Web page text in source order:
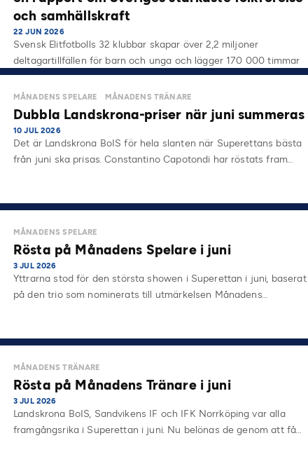
och samhällskraft
22 JUN 2026
Svensk Elitfotbolls 32 klubbar skapar över 2,2 miljoner
deltagartillfällen för barn och unga och lägger 170 000 timmar
på…
MÅNADENS SPELARE MÅNADENS TRÄNARE
Dubbla Landskrona-priser när juni summeras
10 JUL 2026
Det är Landskrona BoIS för hela slanten när Superettans bästa
från juni ska prisas. Constantino Capotondi har röstats fram…
MÅNADENS SPELARE
Rösta på Månadens Spelare i juni
3 JUL 2026
Yttrarna stod för den största showen i Superettan i juni, baserat
på den trio som nominerats till utmärkelsen Månadens…
MÅNADENS TRÄNARE
Rösta på Månadens Tränare i juni
3 JUL 2026
Landskrona BoIS, Sandvikens IF och IFK Norrköping var alla
framgångsrika i Superettan i juni. Nu belönas de genom att få…